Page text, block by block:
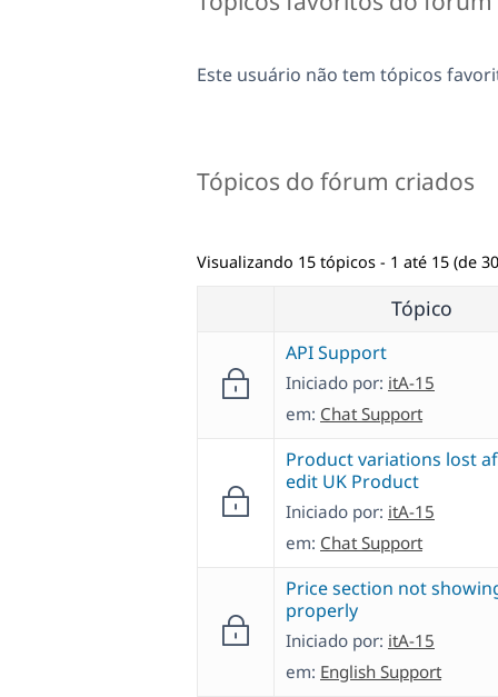
Este usuário não tem tópicos
Tópicos do fórum criados
Visualizando 15 tópicos - 1 até 15 (de
Tópico
API Support
Iniciado por: itA-15
em: Chat Support
Product variations lost
edit UK Product
Iniciado por: itA-15
em: Chat Support
Price section not
properly
Iniciado por: itA-15
em: English Support